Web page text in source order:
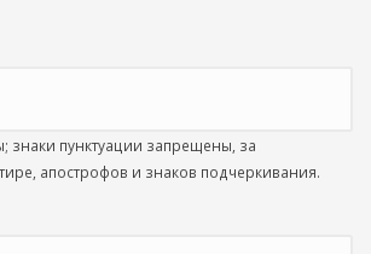
пунктуации запрещены, за
апострофов и знаков подчеркивания.